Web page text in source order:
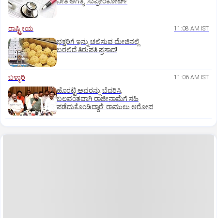
ರಾಷ್ಟ್ರೀಯ 11:08 AM IST
ಭಕ್ತರಿಗೆ ಇನ್ನು ಚಲಿಸುವ ಮೇಜಿನಲ್ಲಿ
ಬರಲಿದೆ ತಿರುಪತಿ ಪ್ರಸಾದ!
ಬಳ್ಳಾರಿ 11:06 AM IST
ಹೊರಟ್ಟಿ ಅವರನ್ನು ಬೆದರಿಸಿ,
ಬಲವಂತವಾಗಿ ರಾಜೀನಾಮೆಗೆ ಸಹಿ
ಪಡೆದುಕೊಂಡಿದ್ದಾರೆ: ರಾಮುಲು ಆರೋಪ